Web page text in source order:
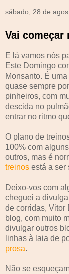
sábado, 28 de
Vai começar
E lá vamos nós
Este Domingo
Monsanto. É
quase sempre
pinheiros, com
descida no
entrar no ritmo
O plano de
100% com
outros, mas é
treinos está a ser
Deixo-vos com
cheguei a
de corridas, Vitor
blog, com muito
divulgar outros
linhas à laia de
prosa.
Não se